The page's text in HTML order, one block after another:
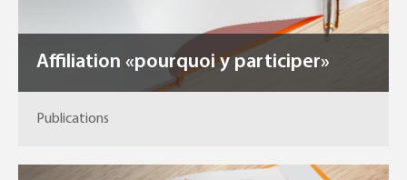
Affiliation «pourquoi y participer»
Publications